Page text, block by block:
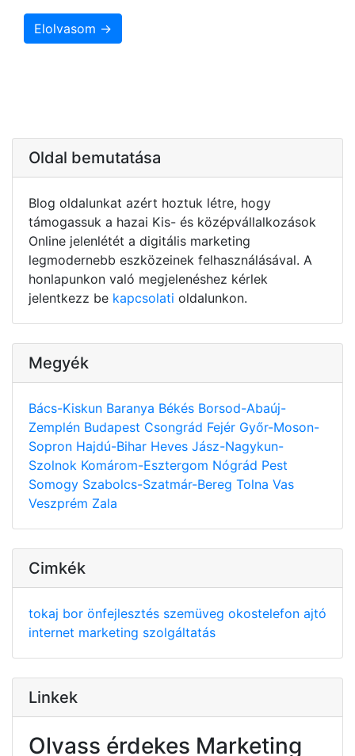
Elolvasom →
Oldal bemutatása
Blog oldalunkat azért hoztuk létre, hogy
támogassuk a hazai Kis- és középvállalkozások
Online jelenlétét a digitális marketing
legmodernebb eszközeinek felhasználásával. A
honlapunkon való megjelenéshez kérlek
jelentkezz be kapcsolati oldalunkon.
Megyék
Bács-Kiskun Baranya Békés Borsod-Abaúj-
Zemplén Budapest Csongrád Fejér Győr-Moson-
Sopron Hajdú-Bihar Heves Jász-Nagykun-
Szolnok Komárom-Esztergom Nógrád Pest
Somogy Szabolcs-Szatmár-Bereg Tolna Vas
Veszprém Zala
Cimkék
tokaj bor önfejlesztés szemüveg okostelefon ajtó
internet marketing szolgáltatás
Linkek
Olvass érdekes Marketing